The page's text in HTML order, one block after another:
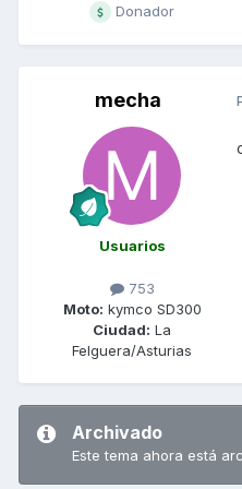
Donador
mecha
Usuarios
753
Moto: kymco SD300
Ciudad: La
Felguera/Asturias
Archivado
Este tema ahora está